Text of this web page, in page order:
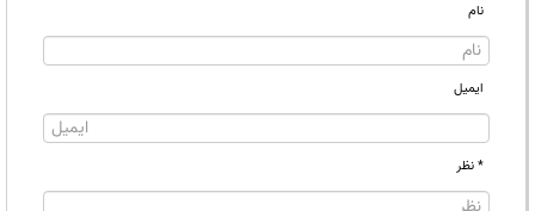
نام
ایمیل
* نظر